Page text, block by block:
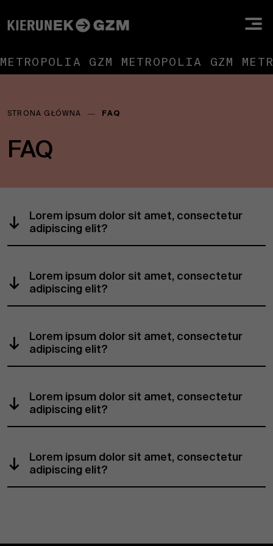
METROPOLIA GZM METROPOLIA GZM
tutaj:
STRONA GŁÓWNA ― FAQ
FAQ
Lorem ipsum dolor sit amet, consectetur
adipiscing elit?
Lorem ipsum dolor sit amet, consectetur
adipiscing elit?
Lorem ipsum dolor sit amet, consectetur
adipiscing elit?
Lorem ipsum dolor sit amet, consectetur
adipiscing elit?
Lorem ipsum dolor sit amet, consectetur
adipiscing elit?